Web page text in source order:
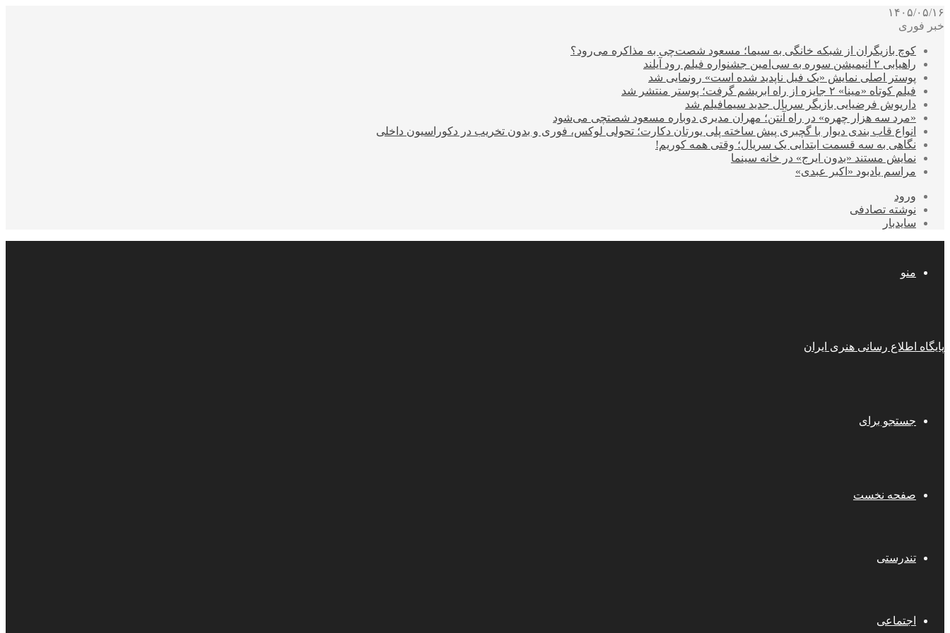
۱۴۰۵/۰۵/۱۶
خبر فوری
کوچ بازیگران از شبکه خانگی به سیما؛ مسعود شصت‌چی به مذاکره می‌رود؟
راهیابی ۲ انیمیشن سوره به سی‌امین جشنواره فیلم رود آیلند
پوستر اصلی نمایش «یک فیل ناپدید شده است» رونمایی شد
فیلم کوتاه «مینا» ۲ جایزه از راه ابریشم گرفت؛ پوستر منتشر شد
داریوش فرضیایی بازیگر سریال جدید سیمافیلم شد
«مرد سه هزار چهره» در راه آنتن؛ مهران مدیری دوباره مسعود شصتچی می‌شود
انواع قاب بندی دیوار با گچبری پیش ساخته پلی یورتان دکارت؛ تحولی لوکس، فوری و بدون تخریب در دکوراسیون داخلی
نگاهی به سه قسمت ابتدایی یک سریال؛ وقتی همه کوریم!
نمایش مستند «بدون ایرج» در خانه سینما
مراسم یادبود «اکبر عبدی»
ورود
نوشته تصادفی
سایدبار
منو
پایگاه اطلاع رسانی هنری ایران
جستجو برای
صفحه نخست
تندرستی
اجتماعی